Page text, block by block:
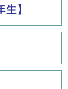
】